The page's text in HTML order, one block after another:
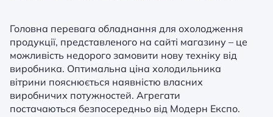
Головна перевага обладнання для охолодження
продукції, представленого на сайті магазину – це
можливість недорого замовити нову техніку від
виробника. Оптимальна ціна холодильника
вітрини пояснюється наявністю власних
виробничих потужностей. Агрегати
постачаються безпосередньо від Модерн Експо.